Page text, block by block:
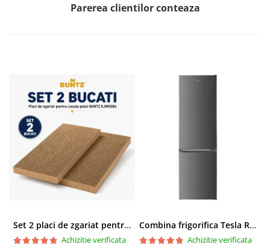
Parerea clientilor conteaza
Set 2 placi de zgariat pentru casuta pisici BUNTZ KJW5086, compatibile cu casuta 59 x 28.5 x 35 cm
Achizitie verificata
Combina frigorifica Tesla RC2600HXE, 262 l, Clasa E, Iluminare LED, dezghetare automata frigider, H 180 cm, Inox
Achizitie verificata